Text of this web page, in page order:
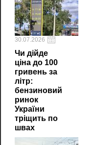
30.07.2026
Чи дійде
ціна до 100
гривень за
літр:
бензиновий
ринок
України
тріщить по
швах